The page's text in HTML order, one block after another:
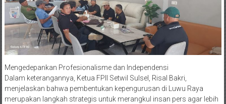
​Mengedepankan Profesionalisme dan Independensi
​Dalam keterangannya, Ketua FPII Setwil Sulsel, Risal Bakri,
menjelaskan bahwa pembentukan kepengurusan di Luwu Raya
merupakan langkah strategis untuk merangkul insan pers agar lebih